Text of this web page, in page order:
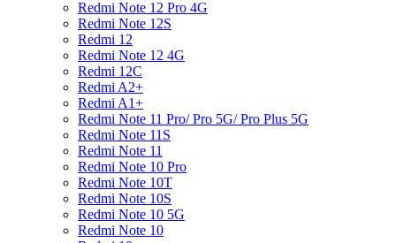
Redmi Note 12 Pro 4G
Redmi Note 12S
Redmi 12
Redmi Note 12 4G
Redmi 12C
Redmi A2+
Redmi A1+
Redmi Note 11 Pro/ Pro 5G/ Pro Plus 5G
Redmi Note 11S
Redmi Note 11
Redmi Note 10 Pro
Redmi Note 10T
Redmi Note 10S
Redmi Note 10 5G
Redmi Note 10